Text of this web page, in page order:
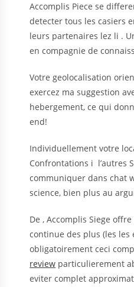
Accomplis Piece se
detecter tous les casiers
leurs partenaires lez li .
en compagnie de
Votre geolocalisation
exercez ma suggestion
hebergement, ce qui
end!
Individuellement votre
Confrontations i l’autres
communiquer dans chat
science, bien plus au
De , Accomplis Siege
continue des plus (les les
obligatoirement ceci
review particulierement
eviter complet